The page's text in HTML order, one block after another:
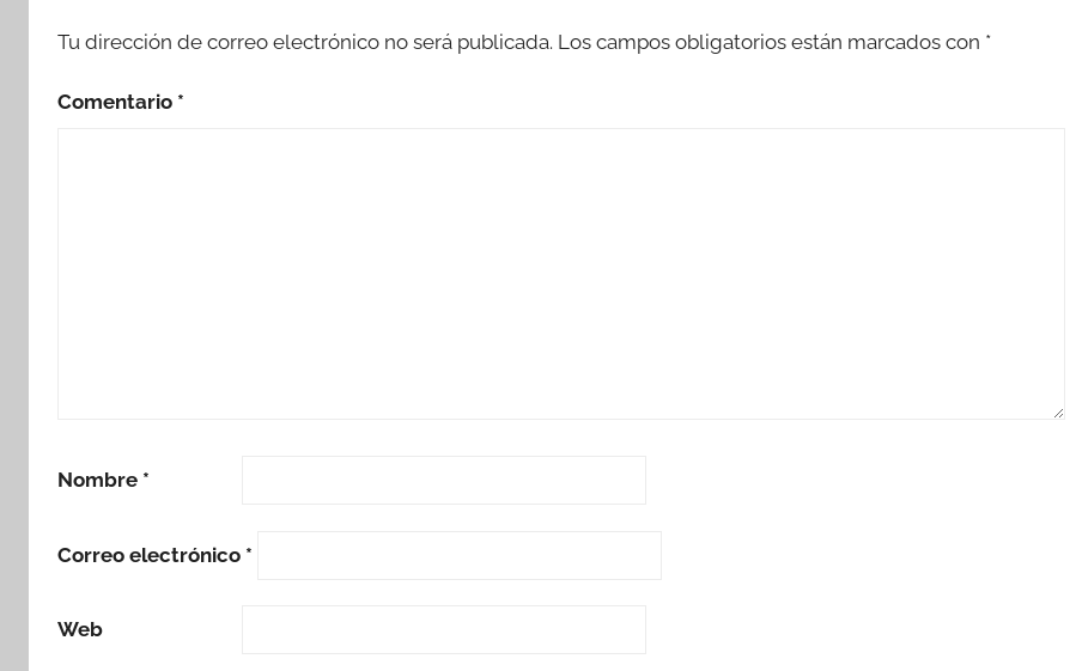
Tu dirección de correo electrónico no será publicada. Los campos obligatorios están marcados con *
Comentario *
Nombre *
Correo electrónico *
Web